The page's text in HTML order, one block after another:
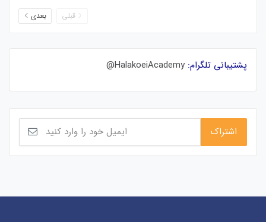
قبلی بعدی
پشتیبانی تلگرام: HalakoeiAcademy@